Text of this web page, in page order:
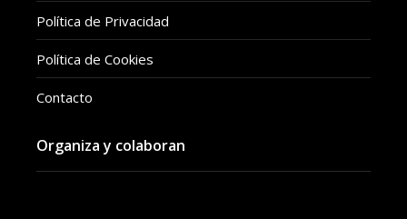
Política de Privacidad
Política de Cookies
Contacto
Organiza y colaboran